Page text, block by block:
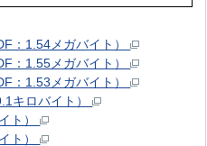
：1.54メガバイト）
：1.55メガバイト）
：1.53メガバイト）
キロバイト）
ト）
ト）